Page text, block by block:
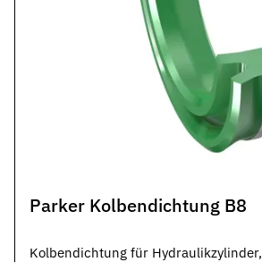
Parker Kolbendichtung B8
Kolbendichtung für Hydraulikzylinder,